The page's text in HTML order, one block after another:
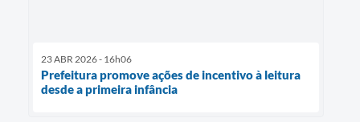
23 ABR 2026 - 16h06
Prefeitura promove ações de incentivo à leitura
desde a primeira infância